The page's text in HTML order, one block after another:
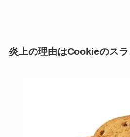
炎上の理由はCookieのスラ